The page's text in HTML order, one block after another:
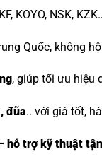
KOYO, NSK, KZK
Quốc, không
, giúp tối ưu hiệu
đũa.. với giá tốt,
hỗ trợ kỹ thuật